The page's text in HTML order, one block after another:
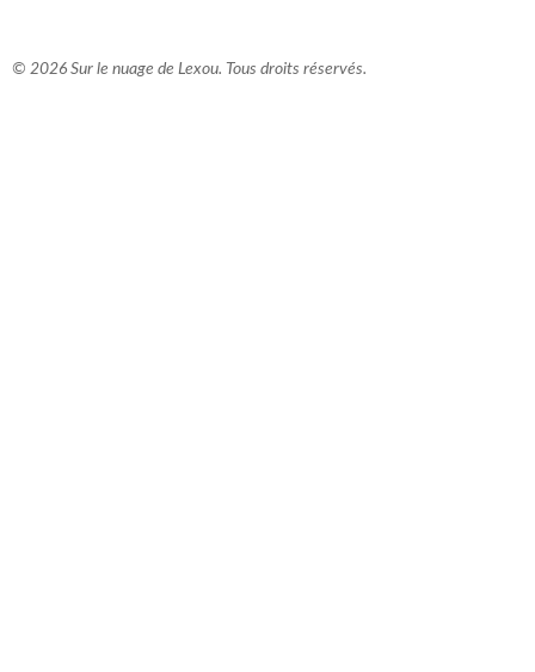
© 2026 Sur le nuage de Lexou. Tous droits réservés.